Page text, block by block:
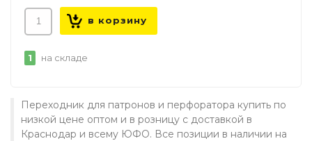
1 на складе
Переходник для патронов и перфоратора купить по
низкой цене оптом и в розницу с доставкой в
Краснодар и всему ЮФО. Все позиции в наличии на